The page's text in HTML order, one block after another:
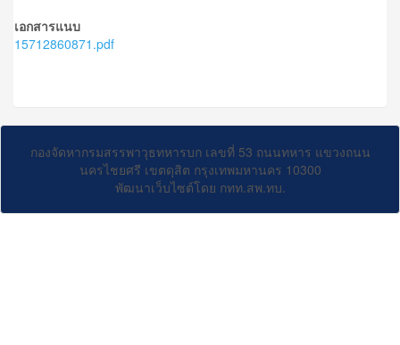
เอกสารแนบ
15712860871.pdf
กองจัดหากรมสรรพาวุธทหารบก เลขที่ 53 ถนนทหาร แขวงถนน
นครไชยศรี เขตดุสิต กรุงเทพมหานคร 10300
พัฒนาเว็บไซต์โดย กทท.สพ.ทบ.